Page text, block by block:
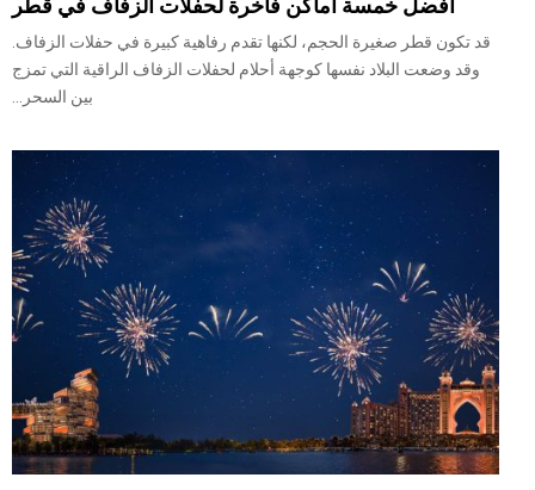
قد تكون قطر صغيرة الحجم، لكنها تقدم رفاهية كبيرة في حفلات الزفاف.
وقد وضعت البلاد نفسها كوجهة أحلام لحفلات الزفاف الراقية التي تمزج
بين السحر...